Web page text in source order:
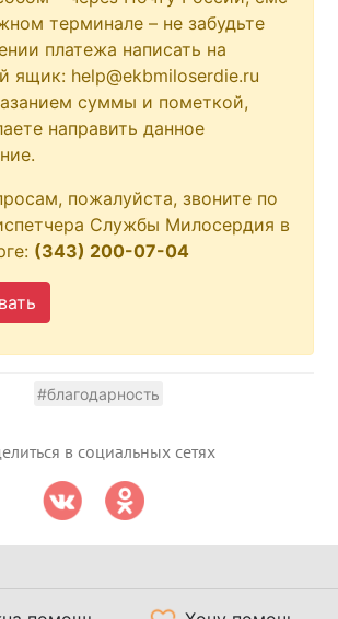
терминале – не забудьте
платежа написать на
ящик: help@ekbmiloserdie.ru
суммы и пометкой,
направить данное
пожалуйста, звоните по
Службы Милосердия в
(343) 200-07-04
#благодарность
в социальных сетях